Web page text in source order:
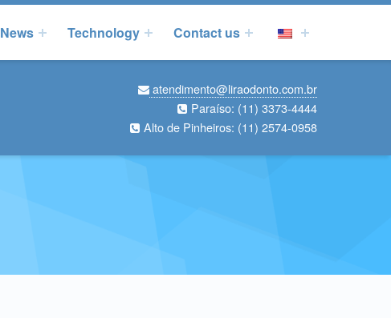
News Technology Contact us
atendimento@liraodonto.com.br
Paraíso: (11) 3373-4444
Alto de Pinheiros: (11) 2574-0958